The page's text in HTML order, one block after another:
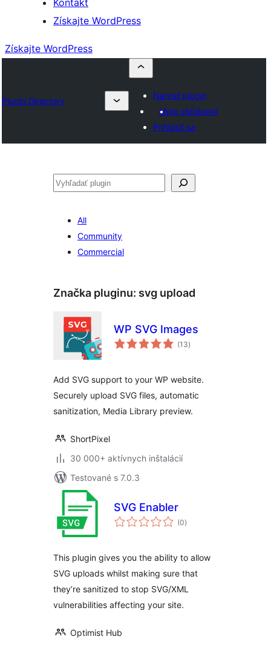
Kontakt
Získajte WordPress
Získajte WordPress
Plugin Directory
Nahrať plugin
Moje obľúbené
Prihlásiť sa
Hľadať
All
Community
Commercial
Značka pluginu: svg upload
WP SVG Images
(13celkové
hodnotenie
)
Add SVG support to your WP website.
Securely upload SVG files, automatic
sanitization, Media Library preview.
ShortPixel
30 000+ aktívnych inštalácií
Testované s 7.0.3
SVG Enabler
(0celkové
hodnotenie
)
This plugin gives you the ability to allow
SVG uploads whilst making sure that
they’re sanitized to stop SVG/XML
vulnerabilities affecting your site.
Optimist Hub